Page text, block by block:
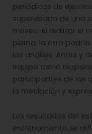
periódicas de
supervisado de una
meses. Al realizar el
pierna, la otra
los análisis. Antes y
equipo tomó
participantes de las
la metilación y
Los resultados del
entrenamiento se